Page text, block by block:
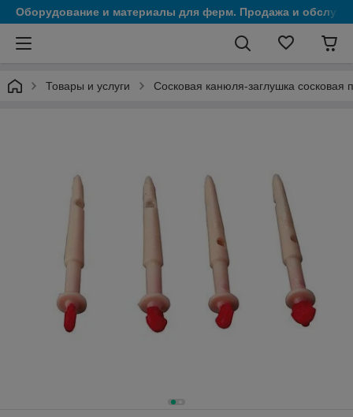
Оборудование и материалы для ферм. Продажа и
Товары и услуги Сосковая канюля-заглушка сосковая